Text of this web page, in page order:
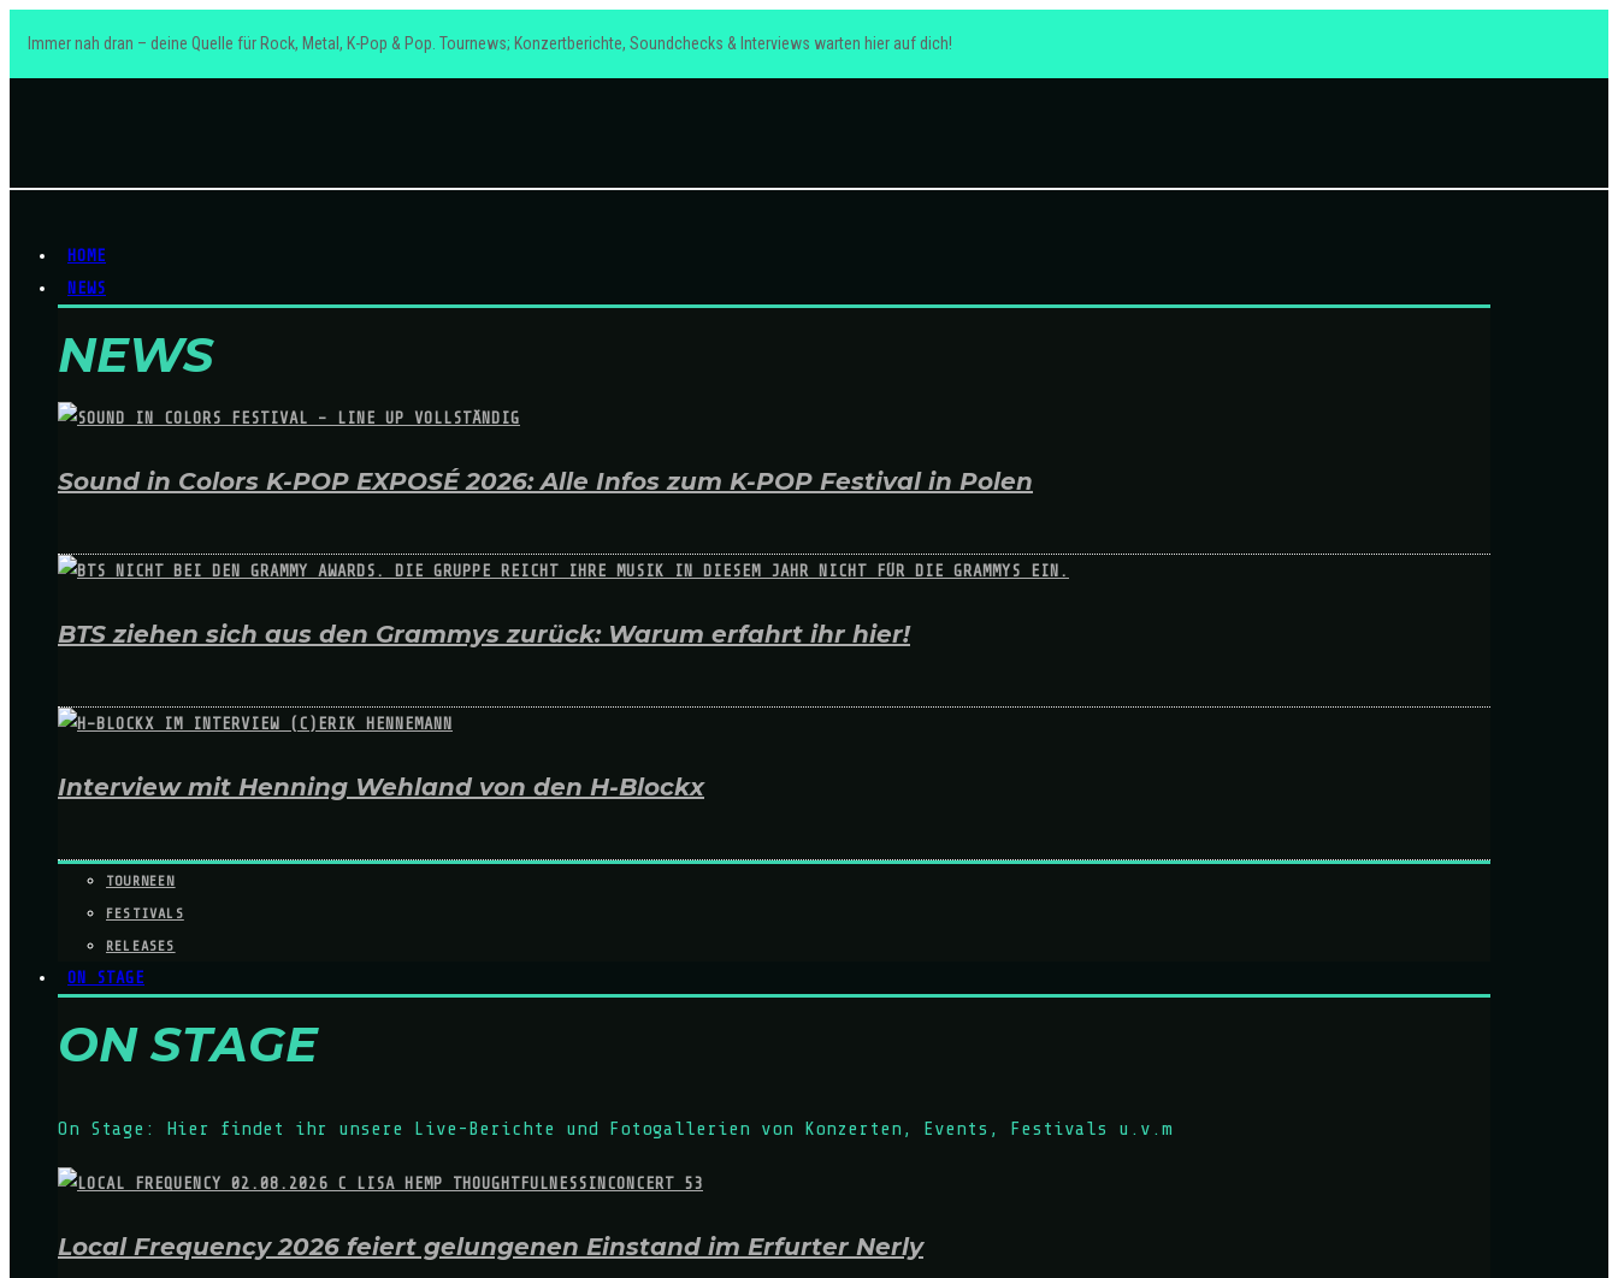
Immer nah dran – deine Quelle für Rock, Metal, K-Pop & Pop. Tournews; Konzertberichte, Soundchecks & Interviews warten hier auf dich!
HOME
NEWS
NEWS
Sound in Colors K-POP EXPOSÉ 2026: Alle Infos zum K-POP Festival in Polen
BTS ziehen sich aus den Grammys zurück: Warum erfahrt ihr hier!
Interview mit Henning Wehland von den H-Blockx
TOURNEEN
FESTIVALS
RELEASES
ON STAGE
ON STAGE
On Stage: Hier findet ihr unsere Live-Berichte und Fotogallerien von Konzerten, Events, Festivals u.v.m
Local Frequency 2026 feiert gelungenen Einstand im Erfurter Nerly